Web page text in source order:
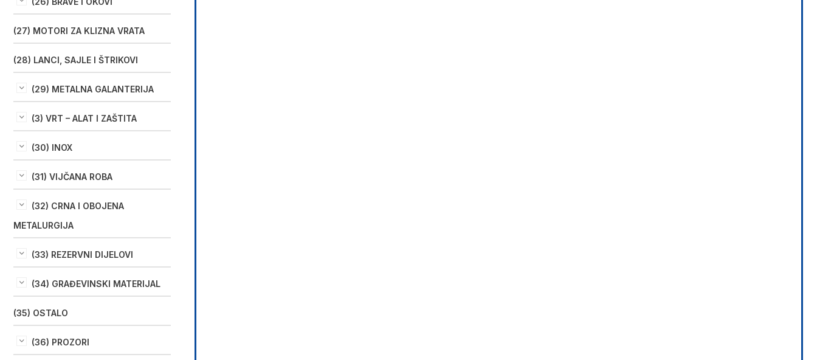
(27) MOTORI ZA KLIZNA VRATA
(28) LANCI, SAJLE I ŠTRIKOVI
(29) METALNA GALANTERIJA
(3) VRT – ALAT I ZAŠTITA
(30) INOX
(31) VIJČANA ROBA
(32) CRNA I OBOJENA
METALURGIJA
(33) REZERVNI DIJELOVI
(34) GRAĐEVINSKI MATERIJAL
(35) OSTALO
(36) PROZORI